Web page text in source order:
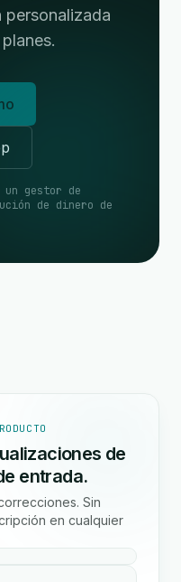
gestor de
de dinero de
de
entrada.
Sin
en cualquier